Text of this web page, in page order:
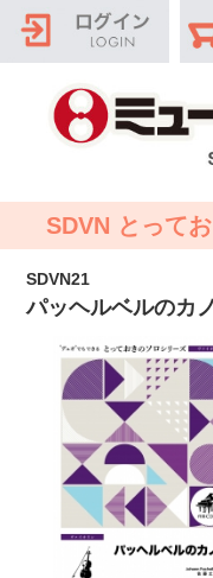
SDVN とって
SDVN21
パッヘルベルのカ